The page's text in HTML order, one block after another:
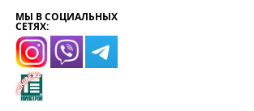
МЫ В СОЦИАЛЬНЫХ
СЕТЯХ: